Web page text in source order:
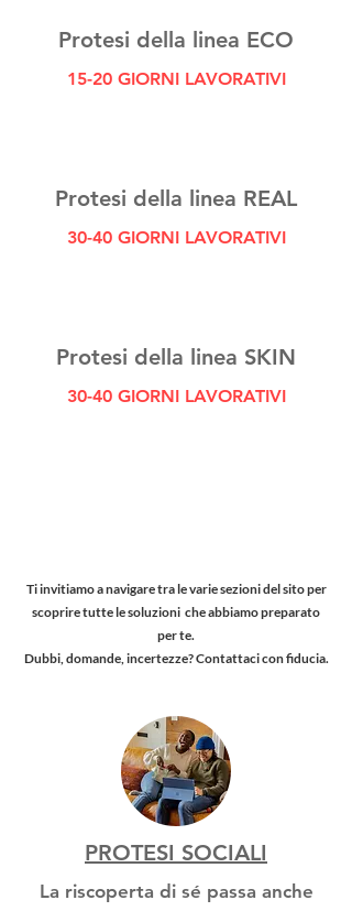
Protesi della linea ECO
15-20 GIORNI LAVORATIVI
Protesi della linea REAL
30-40 GIORNI LAVORATIVI
Protesi della linea SKIN
30-40 GIORNI LAVORATIVI
Ti invitiamo a navigare tra le varie sezioni del sito per
scoprire tutte le soluzioni che abbiamo preparato
per te.
Dubbi, domande, incertezze? Contattaci con fiducia.
PROTESI SOCIALI
La riscoperta di sé passa anche